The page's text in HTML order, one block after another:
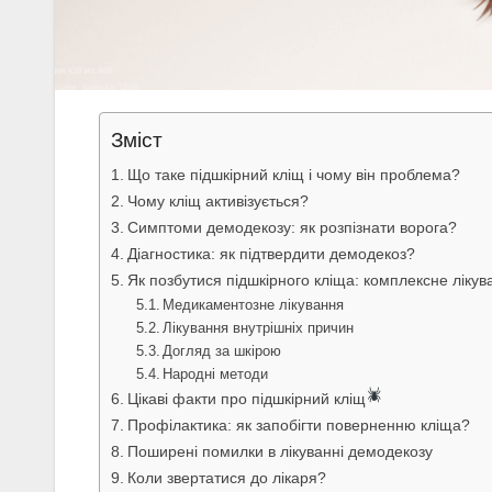
Зміст
Що таке підшкірний кліщ і чому він проблема?
Чому кліщ активізується?
Симптоми демодекозу: як розпізнати ворога?
Діагностика: як підтвердити демодекоз?
Як позбутися підшкірного кліща: комплексне
Медикаментозне лікування
Лікування внутрішніх причин
Догляд за шкірою
Народні методи
Цікаві факти про підшкірний кліщ
Профілактика: як запобігти поверненню кліща?
Поширені помилки в лікуванні демодекозу
Коли звертатися до лікаря?